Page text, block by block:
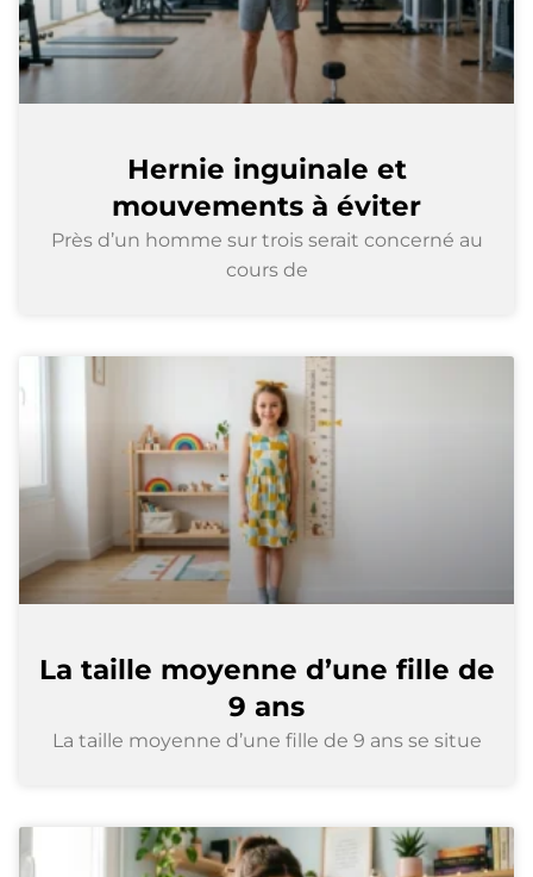
Hernie inguinale et
mouvements à éviter
Près d’un homme sur trois serait concerné au
cours de
La taille moyenne d’une fille de
9 ans
La taille moyenne d’une fille de 9 ans se situe